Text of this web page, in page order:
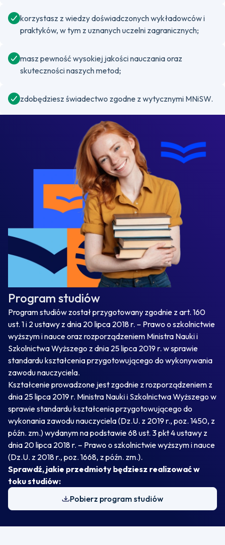
korzystasz z wiedzy doświadczonych wykładowców i
praktyków, w tym z uznanych uczelni zagranicznych;
masz pewność wysokiej jakości nauczania oraz
skuteczności naszych metod;
zdobędziesz świadectwo zgodne z wytycznymi MNiSW.
Program studiów
Program studiów został przygotowany zgodnie z art. 160
ust. 1 i 2 ustawy z dnia 20 lipca 2018 r. – Prawo o szkolnictwie
wyższym i nauce oraz rozporządzeniem Ministra Nauki i
Szkolnictwa Wyższego z dnia 25 lipca 2019 r. w sprawie
standardu kształcenia przygotowującego do wykonywania
zawodu nauczyciela.
Kształcenie prowadzone jest zgodnie z rozporządzeniem z
dnia 25 lipca 2019 r. Ministra Nauki i Szkolnictwa Wyższego w
sprawie standardu kształcenia przygotowującego do
wykonania zawodu nauczyciela (Dz.U. z 2019 r., poz. 1450, z
późn. zm.) wydanym na podstawie 68 ust. 3 pkt 4 ustawy z
dnia 20 lipca 2018 r. – Prawo o szkolnictwie wyższym i nauce
(Dz.U. z 2018 r., poz. 1668, z późn. zm.).
Sprawdź, jakie przedmioty będziesz realizować w
toku studiów:
Pobierz program studiów